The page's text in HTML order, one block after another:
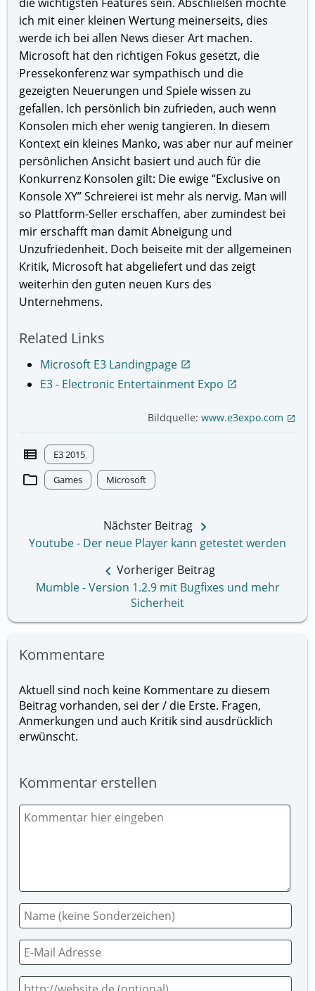
ich mit einer kleinen Wertung meinerseits, dies
werde ich bei allen News dieser Art machen.
Microsoft hat den richtigen Fokus gesetzt, die
Pressekonferenz war sympathisch und die
gezeigten Neuerungen und Spiele wissen zu
gefallen. Ich persönlich bin zufrieden, auch wenn
Konsolen mich eher wenig tangieren. In diesem
Kontext ein kleines Manko, was aber nur auf meiner
persönlichen Ansicht basiert und auch für die
Konkurrenz Konsolen gilt: Die ewige “Exclusive on
Konsole XY” Schreierei ist mehr als nervig. Man will
so Plattform-Seller erschaffen, aber zumindest bei
mir erschafft man damit Abneigung und
Unzufriedenheit. Doch beiseite mit der allgemeinen
Kritik, Microsoft hat abgeliefert und das zeigt
weiterhin den guten neuen Kurs des
Unternehmens.
Related Links
Microsoft E3 Landingpage open_in_new
E3 - Electronic Entertainment Expo open_in_new
Bildquelle: www.e3expo.com open_in_new
view_list E3 2015
folder Games Microsoft
keyboard_arrow_left Vorheriger Beitrag
Mumble - Version 1.2.9 mit Bugfixes und mehr
Sicherheit
Nächster Beitrag keyboard_arrow_right
Youtube - Der neue Player kann getestet werden
Kommentare
Aktuell sind noch keine Kommentare zu diesem
Beitrag vorhanden, sei der / die Erste. Fragen,
Anmerkungen und auch Kritik sind ausdrücklich
erwünscht.
Kommentar erstellen